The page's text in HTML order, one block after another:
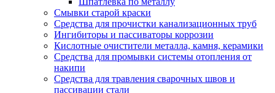
Смывки старой краски
Средства для прочистки канализационных труб
Ингибиторы и пассиваторы коррозии
Кислотные очистители металла, камня, керамики
Средства для промывки системы отопления от
накипи
Средства для травления сварочных швов и
пассивации стали